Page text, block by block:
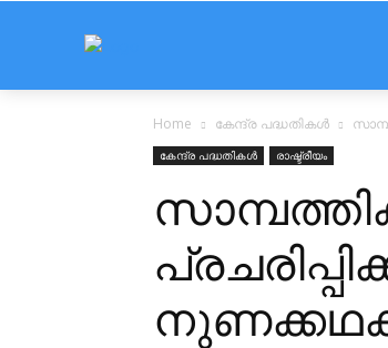
Home കേന്ദ്ര പദ്ധതികൾ
കേന്ദ്ര പദ്ധതികൾ രാഷ്ട്രീയം